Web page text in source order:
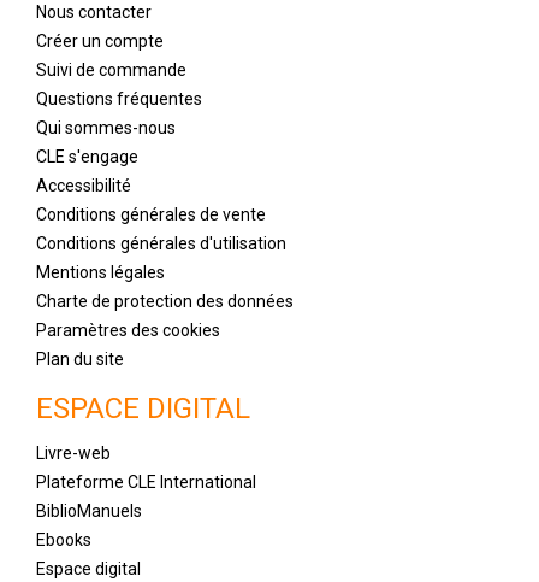
Nous contacter
Créer un compte
Suivi de commande
Questions fréquentes
Qui sommes-nous
CLE s'engage
Accessibilité
Conditions générales de vente
Conditions générales d'utilisation
Mentions légales
Charte de protection des données
Paramètres des cookies
Plan du site
ESPACE DIGITAL
Livre-web
Plateforme CLE International
BiblioManuels
Ebooks
Espace digital